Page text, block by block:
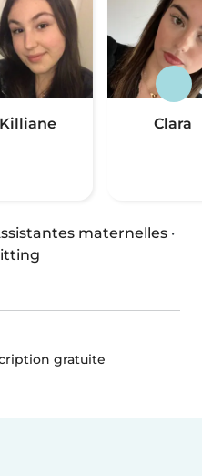
Killiane Clara
maternelles ·
gratuite